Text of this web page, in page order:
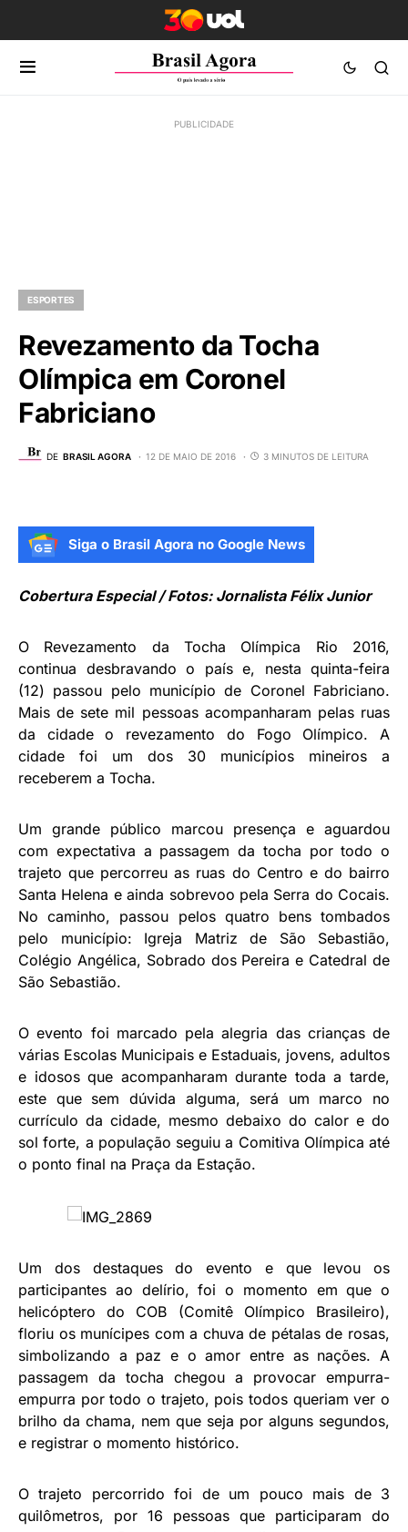
ESPORTES
Revezamento da Tocha
Olímpica em Coronel
Fabriciano
DE BRASIL AGORA 12 DE MAIO DE 2016 3 MINUTOS DE LEITURA
Siga o Brasil Agora no Google News
Cobertura Especial / Fotos: Jornalista Félix Junior
O Revezamento da Tocha Olímpica Rio 2016,
continua desbravando o país e, nesta quinta-feira
(12) passou pelo município de Coronel Fabriciano.
Mais de sete mil pessoas acompanharam pelas ruas
da cidade o revezamento do Fogo Olímpico. A
cidade foi um dos 30 municípios mineiros a
receberem a Tocha.
Um grande público marcou presença e aguardou
com expectativa a passagem da tocha por todo o
trajeto que percorreu as ruas do Centro e do bairro
Santa Helena e ainda sobrevoo pela Serra do Cocais.
No caminho, passou pelos quatro bens tombados
pelo município: Igreja Matriz de São Sebastião,
Colégio Angélica, Sobrado dos Pereira e Catedral de
São Sebastião.
O evento foi marcado pela alegria das crianças de
várias Escolas Municipais e Estaduais, jovens, adultos
e idosos que acompanharam durante toda a tarde,
este que sem dúvida alguma, será um marco no
currículo da cidade, mesmo debaixo do calor e do
sol forte, a população seguiu a Comitiva Olímpica até
o ponto final na Praça da Estação.
Um dos destaques do evento e que levou os
participantes ao delírio, foi o momento em que o
helicóptero do COB (Comitê Olímpico Brasileiro),
floriu os munícipes com a chuva de pétalas de rosas,
simbolizando a paz e o amor entre as nações. A
passagem da tocha chegou a provocar empurra-
empurra por todo o trajeto, pois todos queriam ver o
brilho da chama, nem que seja por alguns segundos,
e registrar o momento histórico.
O trajeto percorrido foi de um pouco mais de 3
quilômetros, por 16 pessoas que participaram do